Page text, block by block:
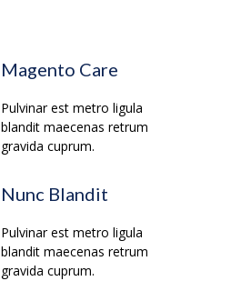
Magento Care
Pulvinar est metro ligula
blandit maecenas retrum
gravida cuprum.
Nunc Blandit
Pulvinar est metro ligula
blandit maecenas retrum
gravida cuprum.